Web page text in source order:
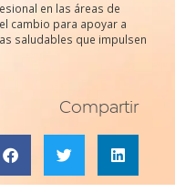
en las áreas de
cambio para apoyar a
saludables que impulsen
Compartir